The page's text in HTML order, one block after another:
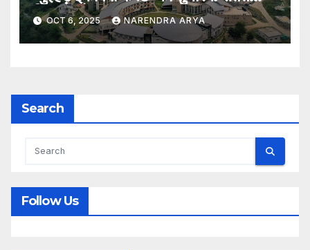
विकास और नवाचार का उत्सव
OCT 6, 2025 NARENDRA ARYA
Search
Follow Us